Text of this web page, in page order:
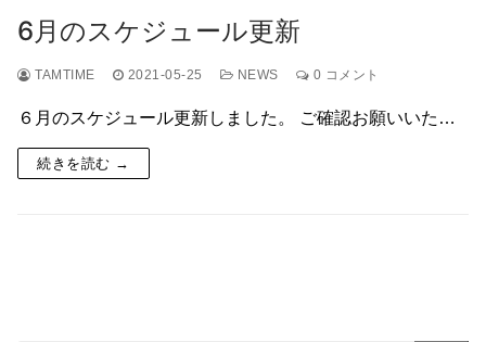
6月のスケジュール更新
TAMTIME 2021-05-25 NEWS 0 コメント
６月のスケジュール更新しました。 ご確認お願いいた…
続きを読む →